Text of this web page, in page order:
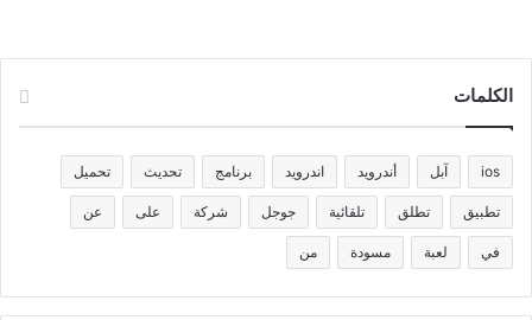
الكلمات
ios آبل أندرويد اندرويد برنامج تحديث تحميل
تطبيق تطلق تلقائية جوجل شركة على عن
في لعبة مسودة من